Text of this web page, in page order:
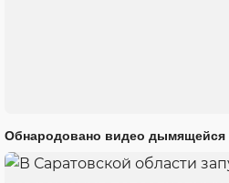
Обнародовано видео дымящейся